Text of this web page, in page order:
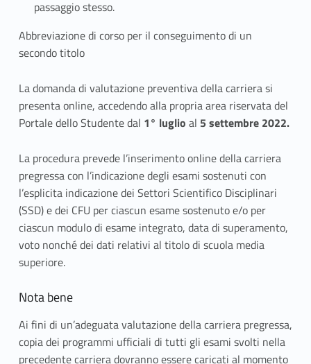
e
n
t
o
s
e
c
o
n
d
o
t
passaggio stesso.
Abbreviazione di corso per il conseguimento di un
secondo titolo
La domanda di valutazione preventiva della carriera si
presenta online, accedendo alla propria area riservata del
Portale dello Studente dal 1° luglio al 5 settembre 2022.
La procedura prevede l’inserimento online della carriera
pregressa con l’indicazione degli esami sostenuti con
l’esplicita indicazione dei Settori Scientifico Disciplinari
(SSD) e dei CFU per ciascun esame sostenuto e/o per
ciascun modulo di esame integrato, data di superamento,
voto nonché dei dati relativi al titolo di scuola media
superiore.
Nota bene
Ai fini di un’adeguata valutazione della carriera pregressa,
copia dei programmi ufficiali di tutti gli esami svolti nella
precedente carriera dovranno essere caricati al momento